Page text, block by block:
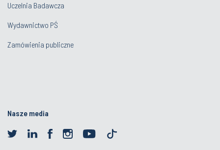
Uczelnia Badawcza
Wydawnictwo PŚ
Zamówienia publiczne
Nasze media